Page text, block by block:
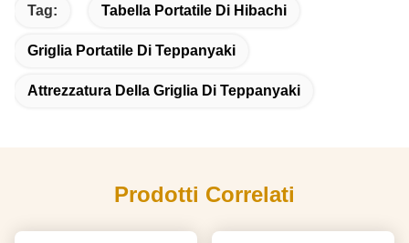
Tag: Tabella Portatile Di Hibachi
Griglia Portatile Di Teppanyaki
Attrezzatura Della Griglia Di Teppanyaki
Prodotti Correlati